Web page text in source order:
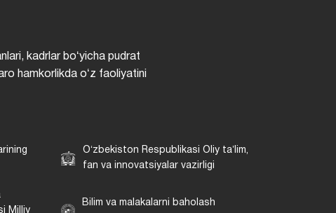
kadrlar boʻyicha pudrat
hamkorlikda oʻz faoliyatini
Oʻzbekiston Respublikasi Oliy taʼlim,
fan va innovatsiyalar vazirligi
Milliy
Bilim va malakalarni baholash